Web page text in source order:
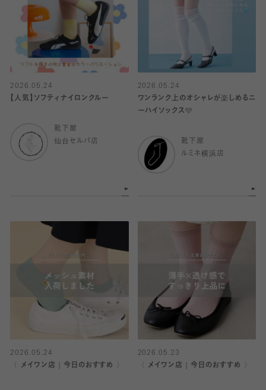
2026.05.24
【人気】ソフティナイロンクルー
靴下屋
仙台セルバ店
2026.05.24
ワンランク上のオシャレが楽しめるニ
ーハイソックス🩵
靴下屋
ルミネ横浜店
2026.05.24
〈 メイワン店｜今日のおすすめ 〉
2026.05.23
〈 メイワン店｜今日のおすすめ 〉